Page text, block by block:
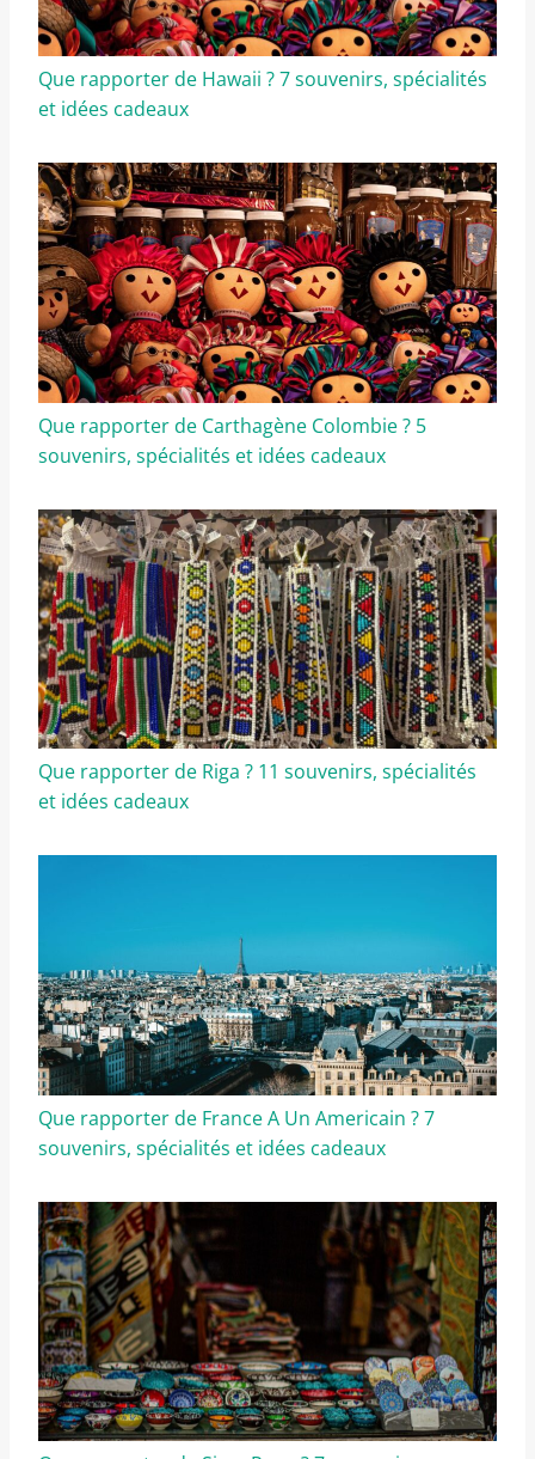
Que rapporter de Hawaii ? 7 souvenirs, spécialités
et idées cadeaux
Que rapporter de Carthagène Colombie ? 5
souvenirs, spécialités et idées cadeaux
Que rapporter de Riga ? 11 souvenirs, spécialités
et idées cadeaux
Que rapporter de France A Un Americain ? 7
souvenirs, spécialités et idées cadeaux